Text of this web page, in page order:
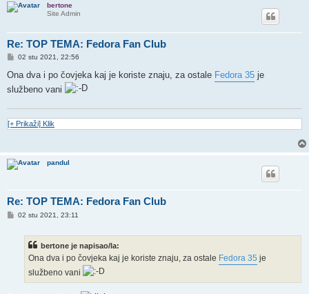
bertone
Site Admin
Re: TOP TEMA: Fedora Fan Club
P
s
02 stu 2021, 22:56
Ona dva i po čovjeka kaj je koriste znaju, za ostale Fedora 35 je
službeno vani
[+ Prikaži] Klik
pandul
Re: TOP TEMA: Fedora Fan Club
P02 stu 2021, 23:11
bertone je napisao/la:
Ona dva i po čovjeka kaj je koriste znaju, za ostale Fedora 35 je
službeno vani